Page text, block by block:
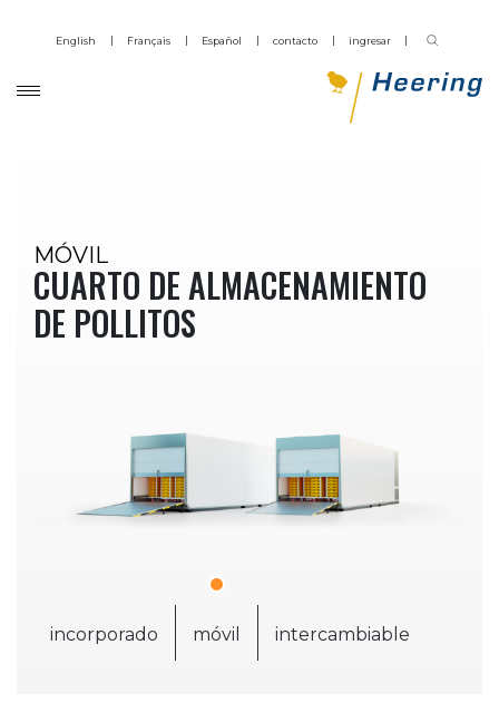
English Français Español contacto ingresar
MÓVIL
CUARTO DE ALMACENAMIENTO
DE POLLITOS
incorporado móvil intercambiable